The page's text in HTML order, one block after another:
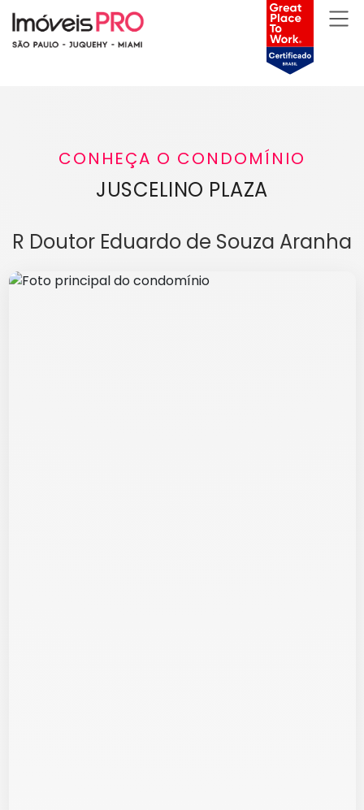
CONHEÇA O CONDOMÍNIO
JUSCELINO PLAZA
R Doutor Eduardo de Souza Aranha